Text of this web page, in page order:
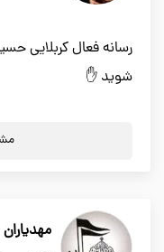
رسانه فعال کربلایی
شوید ✋
مهدیاران